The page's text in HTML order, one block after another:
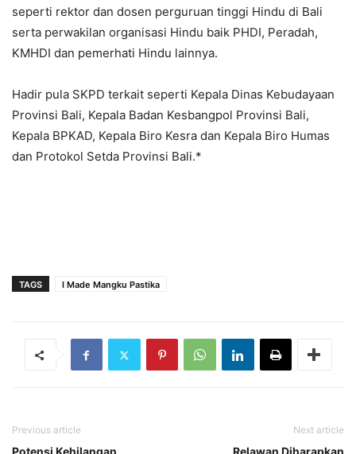
seperti rektor dan dosen perguruan tinggi Hindu di Bali
serta perwakilan organisasi Hindu baik PHDI, Peradah,
KMHDI dan pemerhati Hindu lainnya.
Hadir pula SKPD terkait seperti Kepala Dinas Kebudayaan
Provinsi Bali, Kepala Badan Kesbangpol Provinsi Bali,
Kepala BPKAD, Kepala Biro Kesra dan Kepala Biro Humas
dan Protokol Setda Provinsi Bali.*
TAGS I Made Mangku Pastika
Previous article
Potensi Kehilangan
Next article
Relawan Diharapkan